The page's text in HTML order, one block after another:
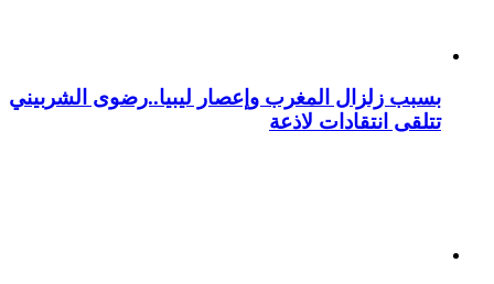
بسبب زلزال المغرب وإعصار ليبيا..رضوى الشربيني
تتلقى انتقادات لاذعة